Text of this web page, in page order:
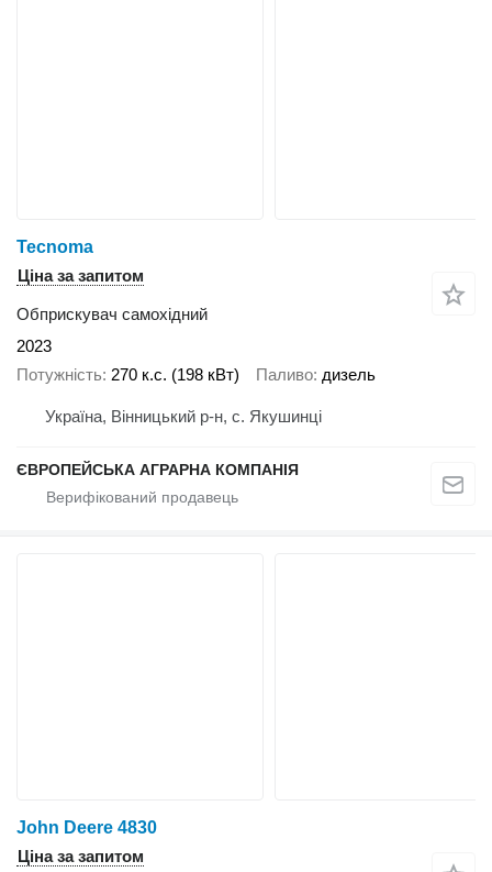
Tecnoma
Ціна за запитом
Обприскувач самохідний
2023
Потужність 270 к.с. (198 кВт) Паливо дизель
Україна, Вінницький р-н, с. Якушинці
ЄВРОПЕЙСЬКА АГРАРНА КОМПАНІЯ
John Deere 4830
Ціна за запитом